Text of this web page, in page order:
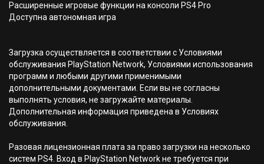
Расширенные игровые функции на консоли PS4 Pro
Доступна автономная игра
Загрузка осуществляется в соответствии с Условиями
обслуживания PlayStation Network, Условиями использования
программ и любыми другими применимыми
дополнительными документами. Если вы не согласны
выполнять условия, не загружайте материалы.
Дополнительная информация приведена в Условиях
обслуживания.
Разовая лицензионная плата за право загрузки на несколько
систем PS4. Вход в PlayStation Network не требуется при